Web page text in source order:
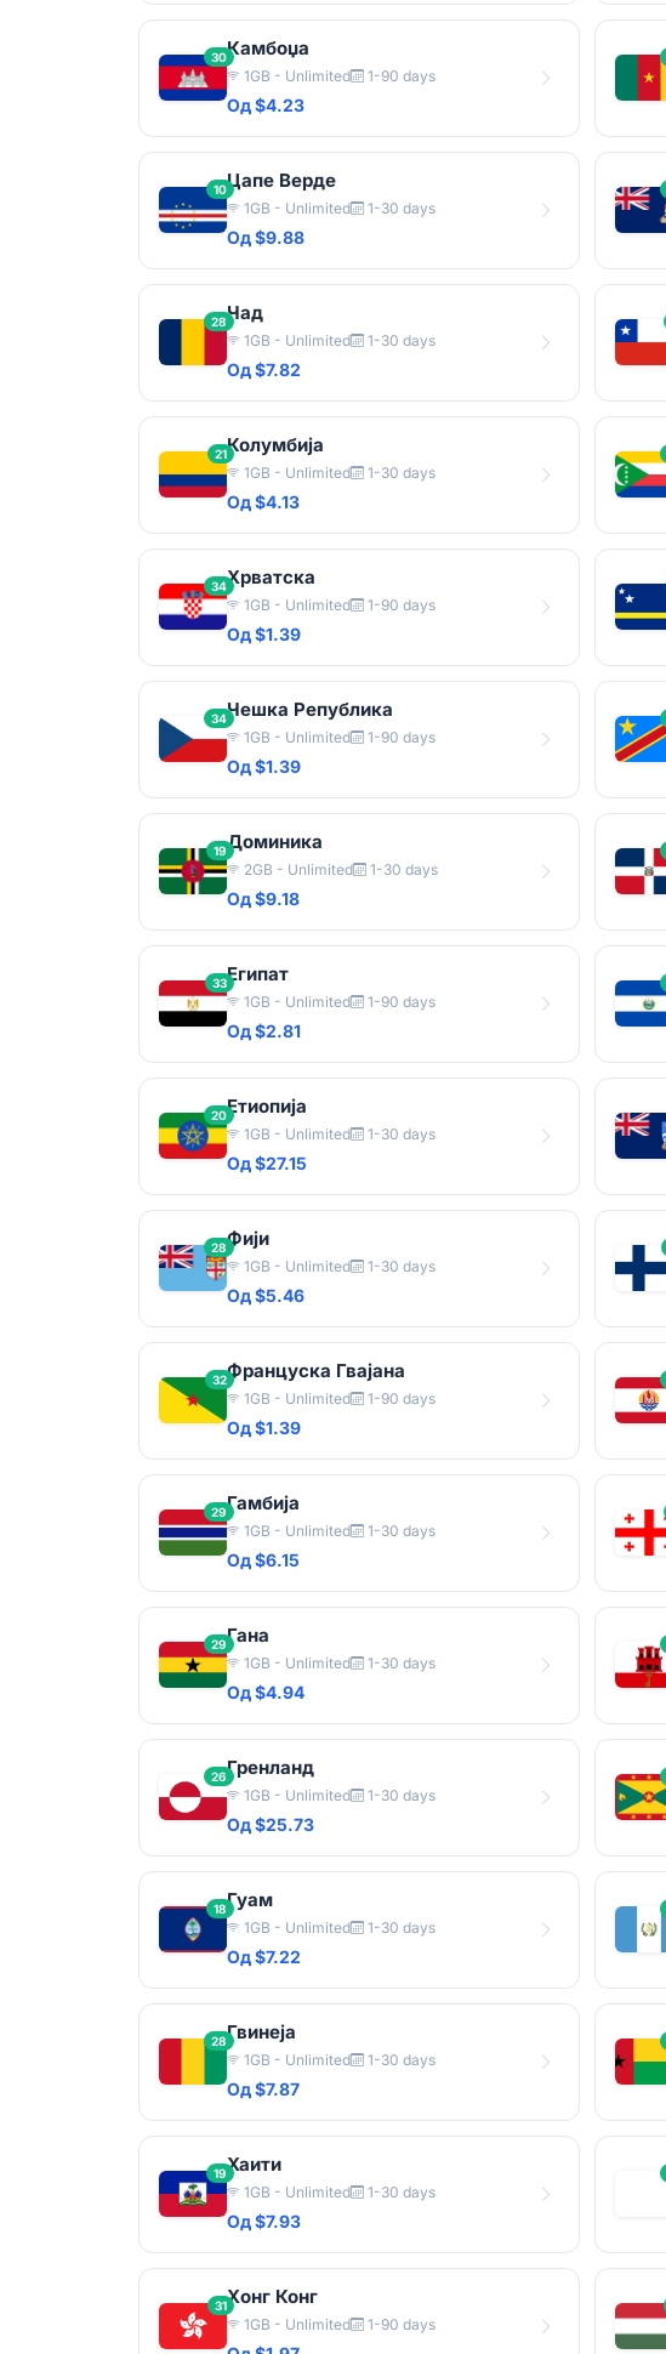
30Камбоџа
1GB - Unlimited 1-90 days
Од $4.23
10Цапе Верде
1GB - Unlimited 1-30 days
Од $9.88
28Чад
1GB - Unlimited 1-30 days
Од $7.82
21Колумбија
1GB - Unlimited 1-30 days
Од $4.13
34Хрватска
1GB - Unlimited 1-90 days
Од $1.39
34Чешка Република
1GB - Unlimited 1-90 days
Од $1.39
19Доминика
2GB - Unlimited 1-30 days
Од $9.18
33Египат
1GB - Unlimited 1-90 days
Од $2.81
20Етиопија
1GB - Unlimited 1-30 days
Од $27.15
28Фији
1GB - Unlimited 1-30 days
Од $5.46
32Француска Гвајана
1GB - Unlimited 1-90 days
Од $1.39
29Гамбија
1GB - Unlimited 1-30 days
Од $6.15
29Гана
1GB - Unlimited 1-30 days
Од $4.94
26Гренланд
1GB - Unlimited 1-30 days
Од $25.73
18Гуам
1GB - Unlimited 1-30 days
Од $7.22
28Гвинеја
1GB - Unlimited 1-30 days
Од $7.87
19Хаити
1GB - Unlimited 1-30 days
Од $7.93
31Хонг Конг
1GB - Unlimited 1-90 days